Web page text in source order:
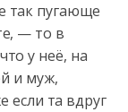
так пугающе
— то в
у неё, на
и муж,
если та вдруг